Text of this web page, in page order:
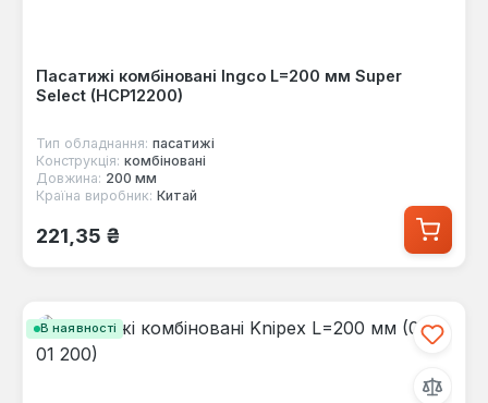
Пасатижі комбіновані Ingco L=200 мм Super
Select (HCP12200)
Тип обладнання: пасатижі
Конструкція: комбіновані
Довжина: 200 мм
Країна виробник: Китай
Звичайна ціна:
221,35 ₴
В наявності